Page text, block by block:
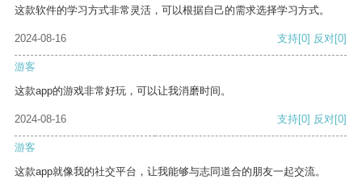
这款软件的学习方式非常灵活，可以根据自己的需求选择学习方式。
2024-08-16 支持[0] 反对[0]
游客
这款app的游戏非常好玩，可以让我消磨时间。
2024-08-16 支持[0] 反对[0]
游客
这款app就像我的社交平台，让我能够与志同道合的朋友一起交流。